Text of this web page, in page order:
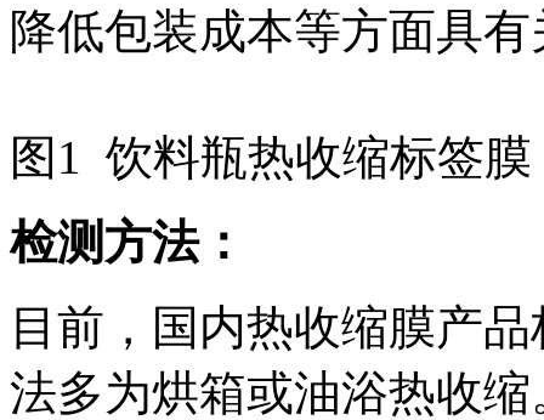
降低包装成本等方面具
图1 饮料瓶热收缩标签
检测方法：
目前，国内热收缩膜产
法多为烘箱或油浴热收